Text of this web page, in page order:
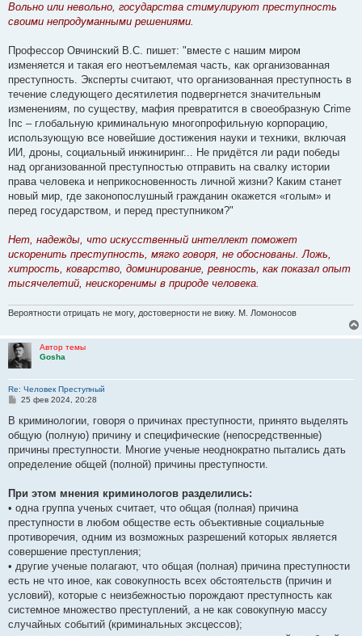
Вольно или невольно, государства стимулируют преступность
своими непродуманными решениями.
Профессор Овчинский В.С. пишет: "вместе с нашим миром
изменяется и такая его неотъемлемая часть, как организованная
преступность. Эксперты считают, что организованная преступность в
течение следующего десятилетия подвергнется значительным
изменениям, по существу, мафия превратится в своеобразную Crime
Inc – глобальную криминальную многопрофильную корпорацию,
использующую все новейшие достижения науки и техники, включая
ИИ, дроны, социальный инжиниринг... Не придётся ли ради победы
над организованной преступностью отправить на свалку истории
права человека и неприкосновенность личной жизни? Каким станет
новый мир, где законопослушный гражданин окажется «голым» и
перед государством, и перед преступником?"
Нет, надежды, что искусственный интеллект поможет
искоренить преступность, мягко говоря, не обоснованы. Ложь,
хитрость, коварство, доминирование, ревность, как показал опыт
тысячелетий, неискоренимы в природе человека.
Вероятности отрицать не могу, достоверности не вижу. М. Ломоносов
Автор темы
Gosha
Re: Человек Преступный
С
о
щ
е
и
25 фев 2024, 20:28
В криминологии, говоря о причинах преступности, принято выделять
общую (полную) причину и специфические (непосредственные)
причины преступности. Многие ученые неоднократно пытались дать
определение общей (полной) причины преступности.
При этом мнения криминологов разделились:
• одна группа ученых считает, что общая (полная) причина
преступности в любом обществе есть объективные социальные
противоречия, одним из возможных разрешений которых является
совершение преступления;
• другие ученые полагают, что общая (полная) причина преступности
есть не что иное, как совокупность всех обстоятельств (причин и
условий), которые с неизбежностью порождают преступность как
системное множество преступлений, а не как совокупную массу
случайных событий (криминальных эксцессов);